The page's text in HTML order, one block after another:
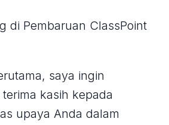
di Pembaruan ClassPoint
saya ingin
kasih kepada
upaya Anda dalam